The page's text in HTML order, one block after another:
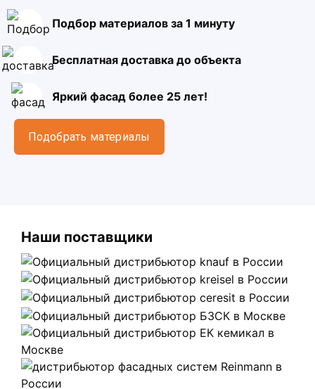
Подбор материалов за 1 минуту
Бесплатная доставка до объекта
Яркий фасад более 25 лет!
Подобрать материалы
Наши поставщики